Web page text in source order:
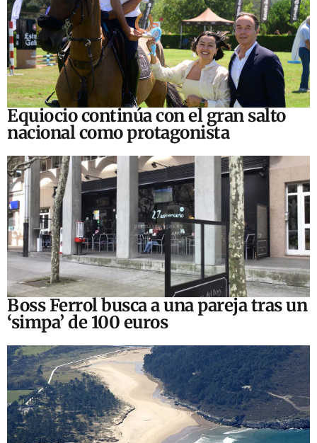
Equiocio continúa con el gran salto
nacional como protagonista
Boss Ferrol busca a una pareja tras un
‘simpa’ de 100 euros